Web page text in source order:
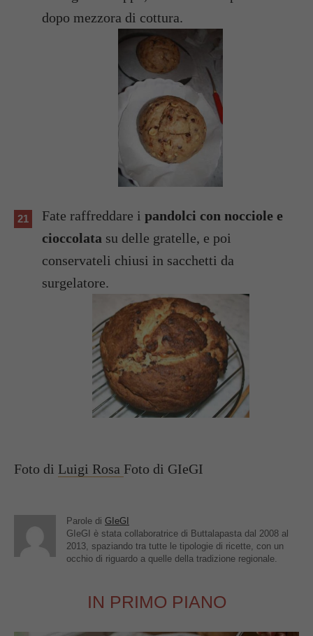
dopo mezzora di cottura.
Fate raffreddare i pandolci con nocciole e
cioccolata su delle gratelle, e poi
conservateli chiusi in sacchetti da
surgelatore.
Foto di Luigi Rosa Foto di GIeGI
Parole di GIeGI
GIeGI è stata collaboratrice di Buttalapasta dal 2008 al
2013, spaziando tra tutte le tipologie di ricette, con un
occhio di riguardo a quelle della tradizione regionale.
IN PRIMO PIANO